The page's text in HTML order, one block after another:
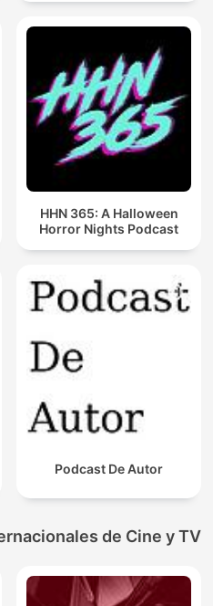
HHN 365: A Halloween
Horror Nights Podcast
Podcast De Autor
de Cine y TV